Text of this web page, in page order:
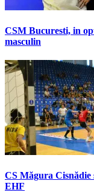
CSM Bucuresti, in
masculin
CS Măgura
EHF